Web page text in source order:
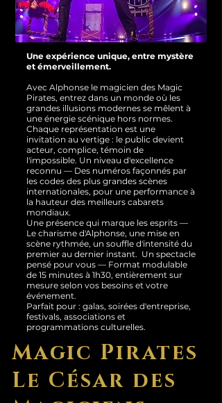
Une expérience unique, entre mystère
et émerveillement.
Avec Alphonse le magicien des Magic
Pirates, entrez dans un monde où les
grandes illusions modernes se mêlent à
une énergie scénique hors normes.
Chaque représentation est une
invitation au vertige : le public devient
acteur, complice, témoin de
l'impossible. Un niveau d'excellence
reconnu — Des numéros façonnés par
les codes des plus grandes scènes
internationales, pour une performance à
la hauteur des meilleurs cabarets
mondiaux.
Une présence qui marque les esprits —
Le charisme d'Alphonse, une mise en
scène rythmée, un souffle d'intensité du
premier au dernier instant. Un spectacle
pensé pour vous — Format modulable
de 15 minutes à 1h30, entièrement sur
mesure selon vos besoins et votre
événement.
Parfait pour : galas, soirées d'entreprise,
festivals, associations et
programmations culturelles.
Magic Pirates
Le César des